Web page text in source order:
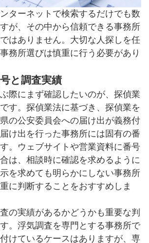
ターネットで検索するだけでも数
が、その中から信頼できる事務所
はありません。大切な人探しを任
務所選びは慎重に行う必要があり
と調査実績
際にまず確認したいのが、探偵業
す。探偵業法に基づき、探偵業を
の公安委員会への届け出が義務付
け出を行った事務所には固有の番
。ウェブサイトや営業資料に番号
は、相談時に確認を求めるように
を求めても明らかにしない事務所
に判断することをおすすめしま
の実績があるかどうかも重要な判
。浮気調査を専門とする事務所で
けているケースはありますが、専